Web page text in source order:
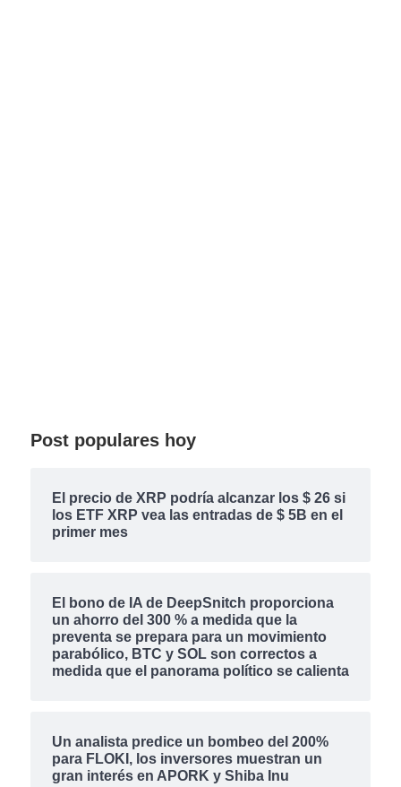
Post populares hoy
El precio de XRP podría alcanzar los $ 26 si
los ETF XRP vea las entradas de $ 5B en el
primer mes
El bono de IA de DeepSnitch proporciona
un ahorro del 300 % a medida que la
preventa se prepara para un movimiento
parabólico, BTC y SOL son correctos a
medida que el panorama político se calienta
Un analista predice un bombeo del 200%
para FLOKI, los inversores muestran un
gran interés en APORK y Shiba Inu